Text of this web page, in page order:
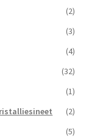
(2)
(3)
(4)
(32)
(1)
(2)
(5)